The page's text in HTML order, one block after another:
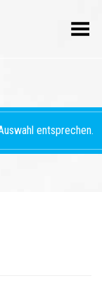
Menü umschalten
entsprechen.